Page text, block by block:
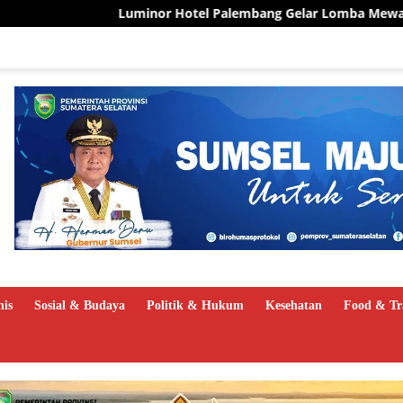
Hotel Palembang Gelar Lomba Mewarnai Sambut HUT ke-81
Sosial & Budaya Politik & Hukum Kesehatan Food &